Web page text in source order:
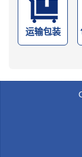
运输包装